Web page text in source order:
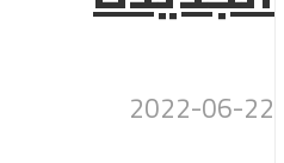
2022-06-22